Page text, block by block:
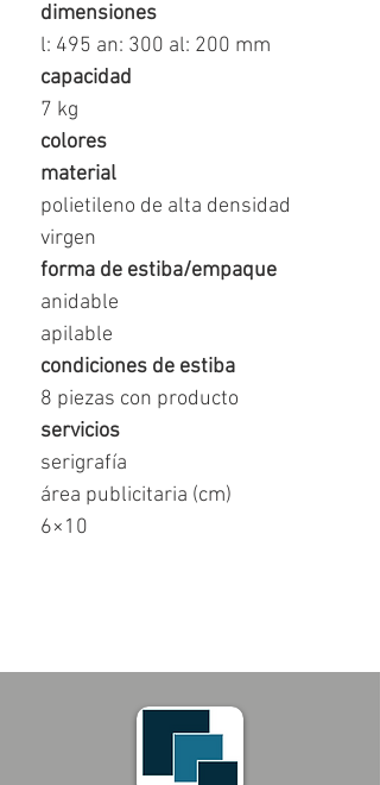
dimensiones
l: 495 an: 300 al: 200 mm
capacidad
7 kg
colores
material
polietileno de alta densidad
virgen
forma de estiba/empaque
anidable
apilable
condiciones de estiba
8 piezas con producto
servicios
serigrafía
área publicitaria (cm)
6×10